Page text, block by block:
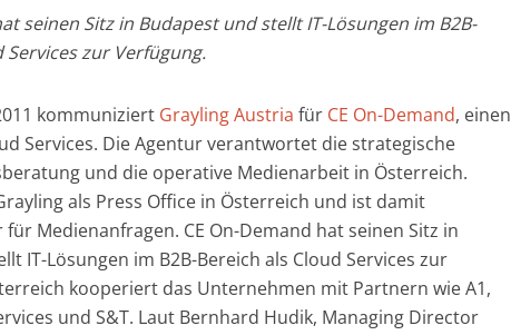
seinen Sitz in Budapest und stellt IT-Lösungen im B2B-
Services zur Verfügung.
kommuniziert Grayling Austria für CE On-Demand, einen
Services. Die Agentur verantwortet die strategische
und die operative Medienarbeit in Österreich.
als Press Office in Österreich und ist damit
Medienanfragen. CE On-Demand hat seinen Sitz in
IT-Lösungen im B2B-Bereich als Cloud Services zur
kooperiert das Unternehmen mit Partnern wie A1,
und S&T. Laut Bernhard Hudik, Managing Director